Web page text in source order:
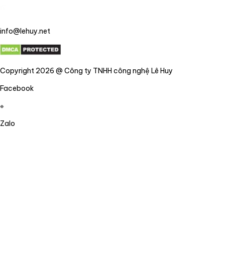
info@lehuy.net
Copyright 2026 @ Công ty TNHH công nghệ Lê Huy
Facebook
Zalo